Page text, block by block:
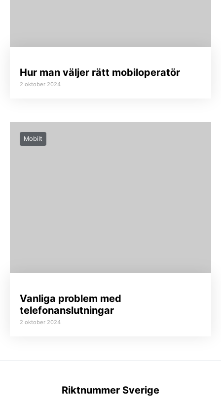
Hur man väljer rätt mobiloperatör
2 oktober 2024
Mobilt
Vanliga problem med
telefonanslutningar
2 oktober 2024
Riktnummer Sverige